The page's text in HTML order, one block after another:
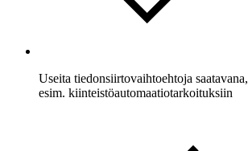
Useita tiedonsiirtovaihtoehtoja saatavana,
esim. kiinteistöautomaatiotarkoituksiin